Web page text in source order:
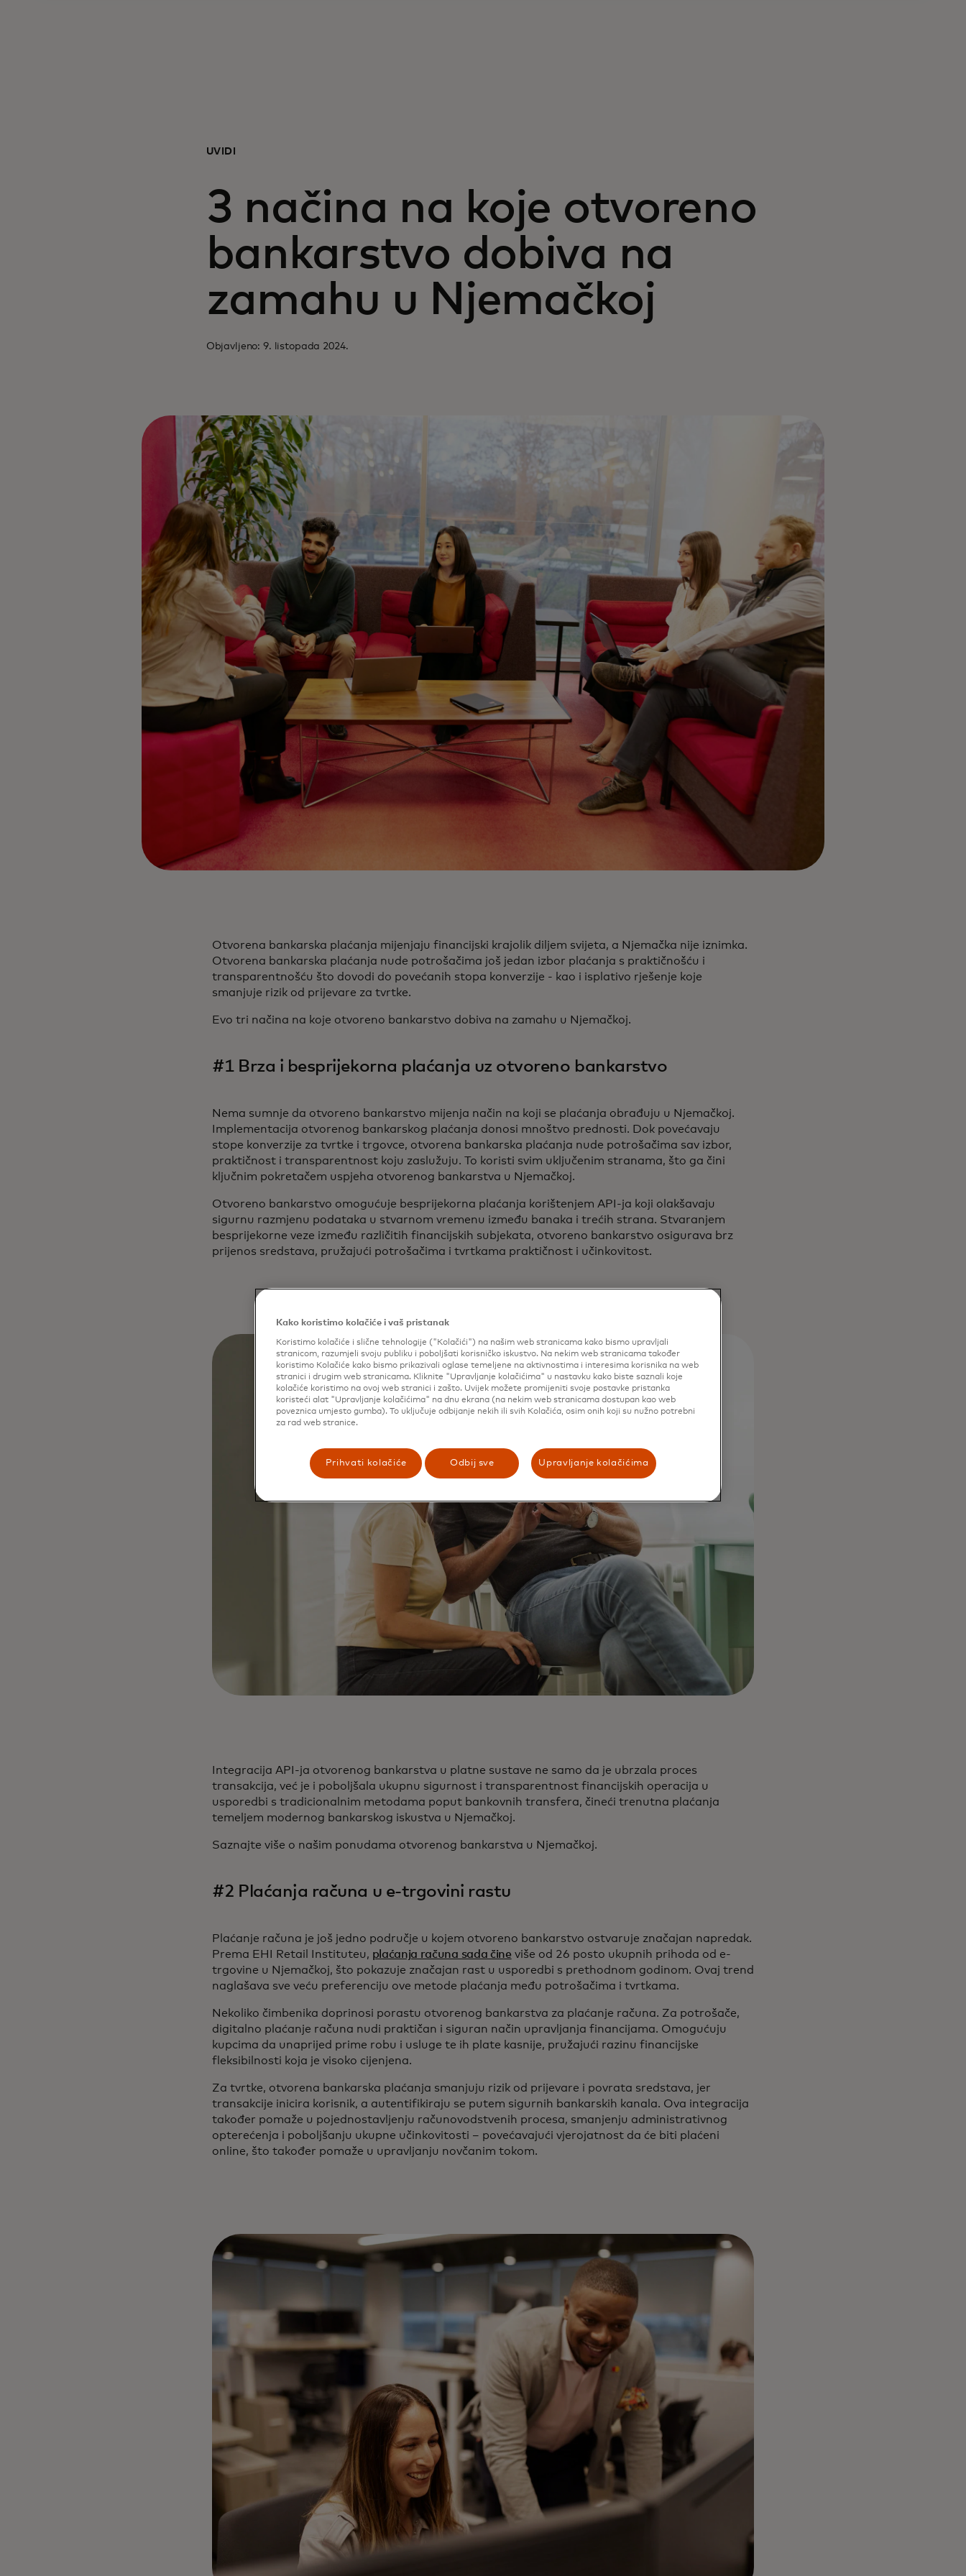
UVIDI
3 načina na koje otvoreno
bankarstvo dobiva na
zamahu u Njemačkoj
Objavljeno: 9. listopada 2024.
Otvorena bankarska plaćanja mijenjaju financijski krajolik diljem svijeta, a Njemačka nije iznimka.
Otvorena bankarska plaćanja nude potrošačima još jedan izbor plaćanja s praktičnošću i
transparentnošću što dovodi do povećanih stopa konverzije - kao i isplativo rješenje koje
smanjuje rizik od prijevare za tvrtke.
Evo tri načina na koje otvoreno bankarstvo dobiva na zamahu u Njemačkoj.
#1 Brza i besprijekorna plaćanja uz otvoreno bankarstvo
Nema sumnje da otvoreno bankarstvo mijenja način na koji se plaćanja obrađuju u Njemačkoj.
Implementacija otvorenog bankarskog plaćanja donosi mnoštvo prednosti. Dok povećavaju
stope konverzije za tvrtke i trgovce, otvorena bankarska plaćanja nude potrošačima sav izbor,
praktičnost i transparentnost koju zaslužuju. To koristi svim uključenim stranama, što ga čini
ključnim pokretačem uspjeha otvorenog bankarstva u Njemačkoj.
Otvoreno bankarstvo omogućuje besprijekorna plaćanja korištenjem API-ja koji olakšavaju
sigurnu razmjenu podataka u stvarnom vremenu između banaka i trećih strana. Stvaranjem
besprijekorne veze između različitih financijskih subjekata, otvoreno bankarstvo osigurava brz
prijenos sredstava, pružajući potrošačima i tvrtkama praktičnost i učinkovitost.
Integracija API-ja otvorenog bankarstva u platne sustave ne samo da je ubrzala proces
transakcija, već je i poboljšala ukupnu sigurnost i transparentnost financijskih operacija u
usporedbi s tradicionalnim metodama poput bankovnih transfera, čineći trenutna plaćanja
temeljem modernog bankarskog iskustva u Njemačkoj.
Saznajte više o našim ponudama otvorenog bankarstva u Njemačkoj.
#2 Plaćanja računa u e-trgovini rastu
Plaćanje računa je još jedno područje u kojem otvoreno bankarstvo ostvaruje značajan napredak.
Prema EHI Retail Instituteu, plaćanja računa sada čine više od 26 posto ukupnih prihoda od e-
trgovine u Njemačkoj, što pokazuje značajan rast u usporedbi s prethodnom godinom. Ovaj trend
naglašava sve veću preferenciju ove metode plaćanja među potrošačima i tvrtkama.
Nekoliko čimbenika doprinosi porastu otvorenog bankarstva za plaćanje računa. Za potrošače,
digitalno plaćanje računa nudi praktičan i siguran način upravljanja financijama. Omogućuju
kupcima da unaprijed prime robu i usluge te ih plate kasnije, pružajući razinu financijske
fleksibilnosti koja je visoko cijenjena.
Za tvrtke, otvorena bankarska plaćanja smanjuju rizik od prijevare i povrata sredstava, jer
transakcije inicira korisnik, a autentifikiraju se putem sigurnih bankarskih kanala. Ova integracija
također pomaže u pojednostavljenju računovodstvenih procesa, smanjenju administrativnog
opterećenja i poboljšanju ukupne učinkovitosti – povećavajući vjerojatnost da će biti plaćeni
online, što također pomaže u upravljanju novčanim tokom.
Kako koristimo kolačiće i vaš pristanak
Koristimo kolačiće i slične tehnologije ("Kolačići") na našim web stranicama kako bismo upravljali
stranicom, razumjeli svoju publiku i poboljšati korisničko iskustvo. Na nekim web stranicama također
koristimo Kolačiće kako bismo prikazivali oglase temeljene na aktivnostima i interesima korisnika na web
stranici i drugim web stranicama. Kliknite "Upravljanje kolačićima" u nastavku kako biste saznali koje
kolačiće koristimo na ovoj web stranici i zašto. Uvijek možete promijeniti svoje postavke pristanka
koristeći alat "Upravljanje kolačićima" na dnu ekrana (na nekim web stranicama dostupan kao web
poveznica umjesto gumba). To uključuje odbijanje nekih ili svih Kolačića, osim onih koji su nužno potrebni
za rad web stranice.
Prihvati kolačiće Odbij sve Upravljanje kolačićima